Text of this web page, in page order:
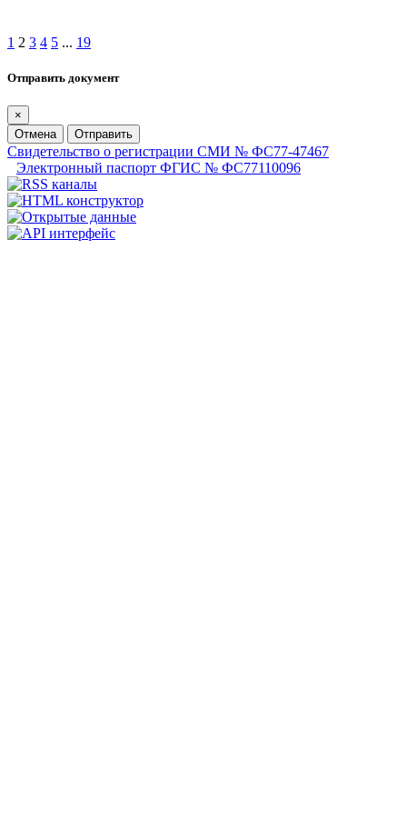
1 2 3 4 5 ... 19
Отправить документ
×
Отмена
Отправить
Свидетельство о регистрации СМИ № ФС77-47467
Электронный паспорт ФГИС № ФС77110096